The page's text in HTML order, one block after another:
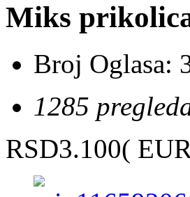
Miks
Broj Oglasa:
1285
RSD3.100(